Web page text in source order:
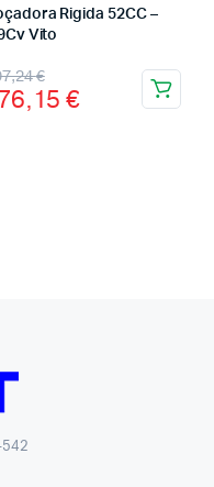
Rigida 52CC –
Vito
€
€
542